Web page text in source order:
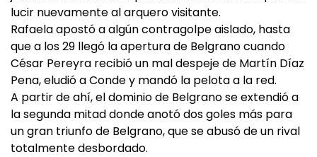
lucir nuevamente al arquero visitante.
Rafaela apostó a algún contragolpe aislado, hasta
que a los 29 llegó la apertura de Belgrano cuando
César Pereyra recibió un mal despeje de Martín Díaz
Pena, eludió a Conde y mandó la pelota a la red.
A partir de ahí, el dominio de Belgrano se extendió a
la segunda mitad donde anotó dos goles más para
un gran triunfo de Belgrano, que se abusó de un rival
totalmente desbordado.